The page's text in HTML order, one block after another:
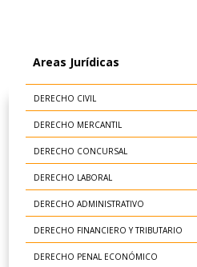
Areas Jurídicas
DERECHO CIVIL
DERECHO MERCANTIL
DERECHO CONCURSAL
DERECHO LABORAL
DERECHO ADMINISTRATIVO
DERECHO FINANCIERO Y TRIBUTARIO
DERECHO PENAL ECONÓMICO